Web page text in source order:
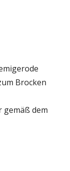
Brocken
gemäß dem